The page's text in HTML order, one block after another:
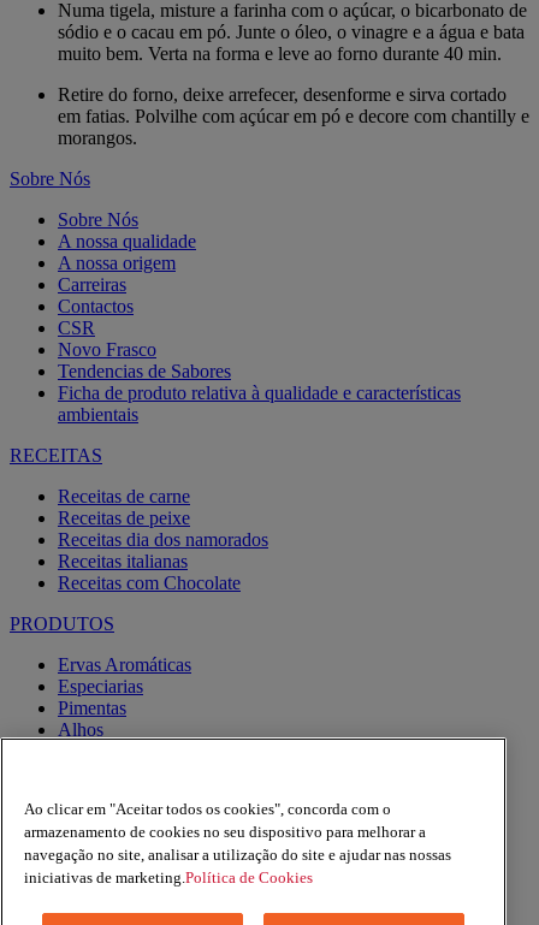
Numa tigela, misture a farinha com o açúcar, o bicarbonato de
sódio e o cacau em pó. Junte o óleo, o vinagre e a água e bata
muito bem. Verta na forma e leve ao forno durante 40 min.
Retire do forno, deixe arrefecer, desenforme e sirva cortado
em fatias. Polvilhe com açúcar em pó e decore com chantilly e
morangos.
Sobre Nós
Sobre Nós
A nossa qualidade
A nossa origem
Carreiras
Contactos
CSR
Novo Frasco
Tendencias de Sabores
Ficha de produto relativa à qualidade e características
ambientais
RECEITAS
Receitas de carne
Receitas de peixe
Receitas dia dos namorados
Receitas italianas
Receitas com Chocolate
PRODUTOS
Ervas Aromáticas
Especiarias
Pimentas
Alhos
Express
Facebook
YouTube
Ao clicar em "Aceitar todos os cookies", concorda com o
armazenamento de cookies no seu dispositivo para melhorar a
navegação no site, analisar a utilização do site e ajudar nas nossas
iniciativas de marketing. Política de Cookies